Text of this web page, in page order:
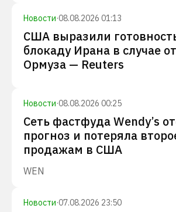
Новости·08.08.2026 01:13
США выразили
блокаду Ирана в случае
Ормуза — Reuters
Новости·08.08.2026 00:25
Сеть фастфуда Wendy’s
прогноз и потеряла
продажам в США
WEN
Новости·07.08.2026 23:50